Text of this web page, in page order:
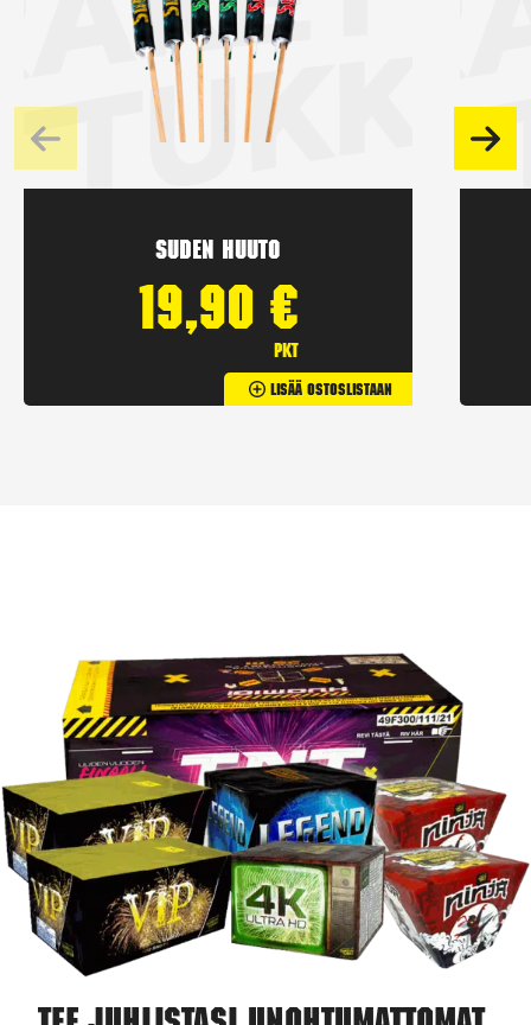
Suden huuto
19,90 €
pkt
Lisää Ostoslistaan